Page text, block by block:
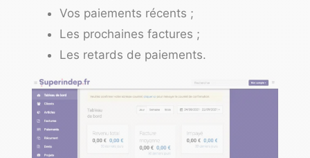
Vos paiements récents ;
Les prochaines factures ;
Les retards de paiements.